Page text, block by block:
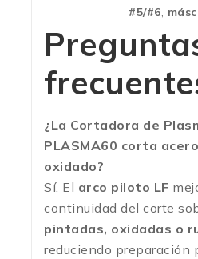
#5/#6,
¿La Cortadora de
PLASMA60 corta
oxidado?
Sí. El arco piloto LF
continuidad del corte
pintadas, oxidadas o
reduciendo preparación